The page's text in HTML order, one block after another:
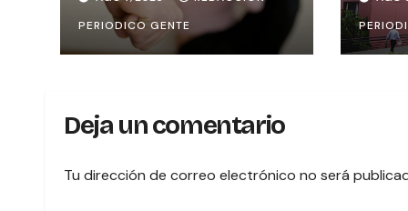
protección
PERIODICO GENTE
en
Deja un comentario
Tu dirección de correo electrónico no será